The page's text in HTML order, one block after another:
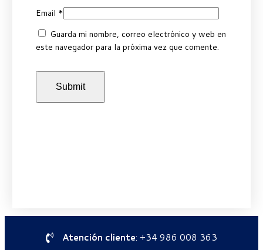
Email *
Guarda mi nombre, correo electrónico y web en
este navegador para la próxima vez que comente.
Atención cliente: +34 986 008 363